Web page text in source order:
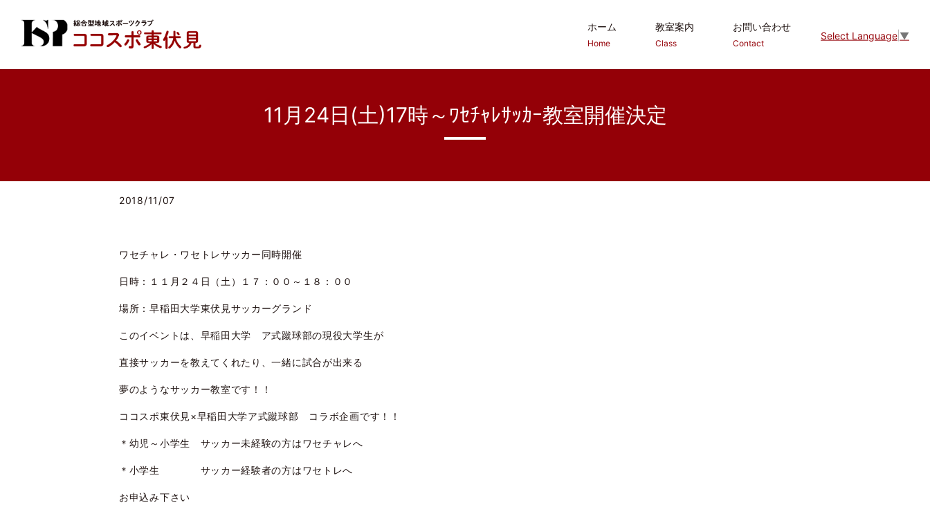
Select Language ▼
ホーム
Home
教室案内
Class
お問い合わせ
Contact
11月24日(土)17時～ﾜｾﾁｬﾚｻｯｶｰ教室開催決定
2018/11/07
ワセチャレ・ワセトレサッカー同時開催
日時：１１月２４日（土）１７：００～１８：００
場所：早稲田大学東伏見サッカーグランド
このイベントは、早稲田大学 ア式蹴球部の現役大学生が
直接サッカーを教えてくれたり、一緒に試合が出来る
夢のようなサッカー教室です！！
ココスポ東伏見×早稲田大学ア式蹴球部 コラボ企画です！！
＊幼児～小学生 サッカー未経験の方はワセチャレへ
＊小学生 サッカー経験者の方はワセトレへ
お申込み下さい